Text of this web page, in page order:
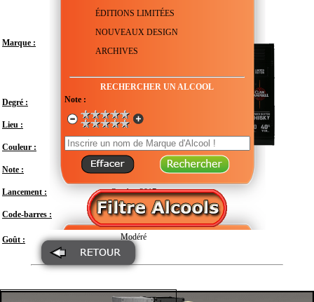
ÉDITIONS LIMITÉES
NOUVEAUX DESIGN
ARCHIVES
RECHERCHER UN ALCOOL
Note :
Marque :
Degré :
Lieu : Royaume-Uni - Écosse
Couleur :
Note : En attente de test
Lancement : Octobre 2017
Code-barres : 3163937163303
Goût : Modéré